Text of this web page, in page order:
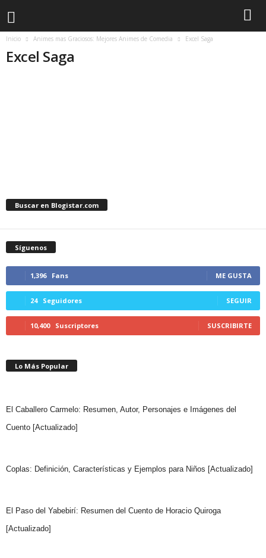
Inicio Animes mas Graciosos: Mejores Animes de Comedia Excel Saga
Excel Saga
Buscar en Blogistar.com
Síguenos
1,396 Fans ME GUSTA
24 Seguidores SEGUIR
10,400 Suscriptores SUSCRIBIRTE
Lo Más Popular
El Caballero Carmelo: Resumen, Autor, Personajes e Imágenes del
Cuento [Actualizado]
Coplas: Definición, Características y Ejemplos para Niños [Actualizado]
El Paso del Yabebirí: Resumen del Cuento de Horacio Quiroga
[Actualizado]